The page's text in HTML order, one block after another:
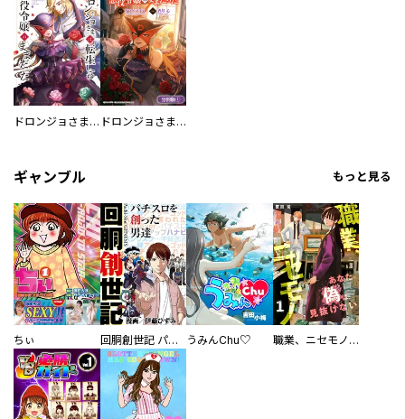
ドロンジョさまは転生しても悪役令嬢のままだった ドロンジョさまは転生しても悪役令嬢のままだった【分冊版】
ギャンブル もっと見る
ちぃ 回胴創世記 パチスロを創った男達 うみんChu♡ 職業、ニセモノ～あなたに偽は見抜けない【電子単行本版】